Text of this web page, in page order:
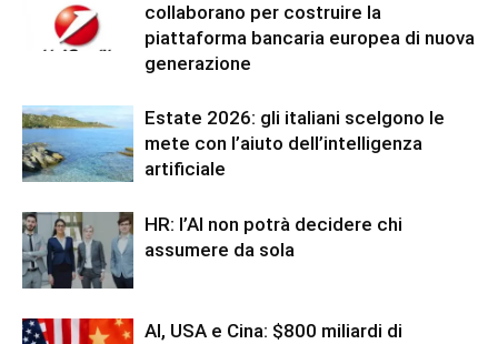
collaborano per costruire la
piattaforma bancaria europea di nuova
generazione
Estate 2026: gli italiani scelgono le
mete con l’aiuto dell’intelligenza
artificiale
HR: l’AI non potrà decidere chi
assumere da sola
AI, USA e Cina: $800 miliardi di